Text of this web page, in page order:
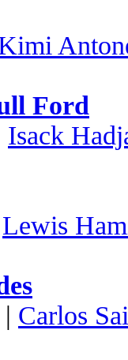
Ford
Isack
Lewis
| Carlos